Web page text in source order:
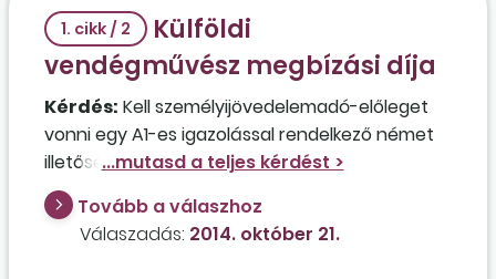
1. cikk / 2
Külföldi
vendégművész megbízási díja
Kérdés: Kell személyijövedelemadó-előleget
vonni egy A1-es igazolással rendelkező német
illetőségű vendégművész részére fizetett
megbízási díjból abban az esetben, ha a díj
fizetője egy előadó-művészettel foglalkozó
nonprofit kft., vagy érvényesíthető a
Tovább a válaszhoz
Válaszadás: 2014. október 21.